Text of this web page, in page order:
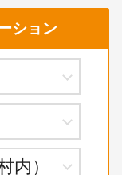
ション